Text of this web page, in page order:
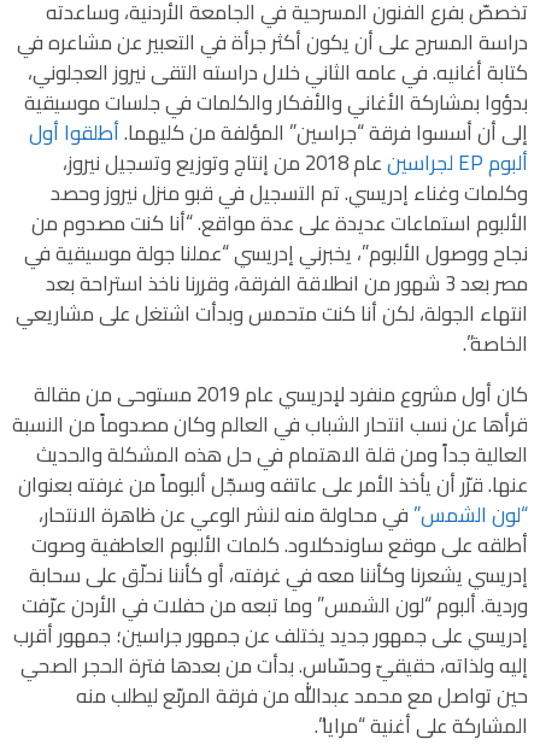
تخصصّ بفرع الفنون المسرحية في الجامعة الأردنية، وساعدته
دراسة المسرح على أن يكون أكثر جرأة في التعبير عن مشاعره في
كتابة أغانيه. في عامه الثاني خلال دراسته التقى نيروز العجلوني،
بدؤوا بمشاركة الأغاني والأفكار والكلمات في جلسات موسيقية
إلى أن أسسوا فرقة “جراسين” المؤلفة من كليهما.أطلقوا أول
ألبوم EP لجراسين عام 2018 من إنتاج وتوزيع وتسجيل نيروز،
وكلمات وغناء إدريسي. تم التسجيل في قبو منزل نيروز وحصد
الألبوم استماعات عديدة على عدة مواقع. “أنا كنت مصدوم من
نجاح ووصول الألبوم”، يخبرني إدريسي “عملنا جولة موسيقية في
مصر بعد 3 شهور من انطلاقة الفرقة، وقررنا ناخذ استراحة بعد
انتهاء الجولة، لكن أنا كنت متحمس وبدأت اشتغل على مشاريعي
الخاصة”.
كان أول مشروع منفرد لإدريسي عام 2019 مستوحى من مقالة
قرأها عن نسب انتحار الشباب في العالم وكان مصدوماً من النسبة
العالية جداً ومن قلة الاهتمام في حل هذه المشكلة والحديث
عنها. قرّر أن يأخذ الأمر على عاتقه وسجّل ألبوماً من غرفته بعنوان
“لون الشمس”في محاولة منه لنشر الوعي عن ظاهرة الانتحار،
أطلقه على موقع ساوندكلاود. كلمات الألبوم العاطفية وصوت
إدريسي يشعرنا وكأننا معه في غرفته، أو كأننا نحلّق على سحابة
وردية. ألبوم “لون الشمس” وما تبعه من حفلات في الأردن عرّفت
إدريسي على جمهور جديد يختلف عن جمهور جراسين؛ جمهور أقرب
إليه ولذاته، حقيقيّ وحسّاس. بدأت من بعدها فترة الحجر الصحي
حين تواصل مع محمد عبدالله من فرقة المربّع ليطلب منه
المشاركة على أغنية “مرايا”.